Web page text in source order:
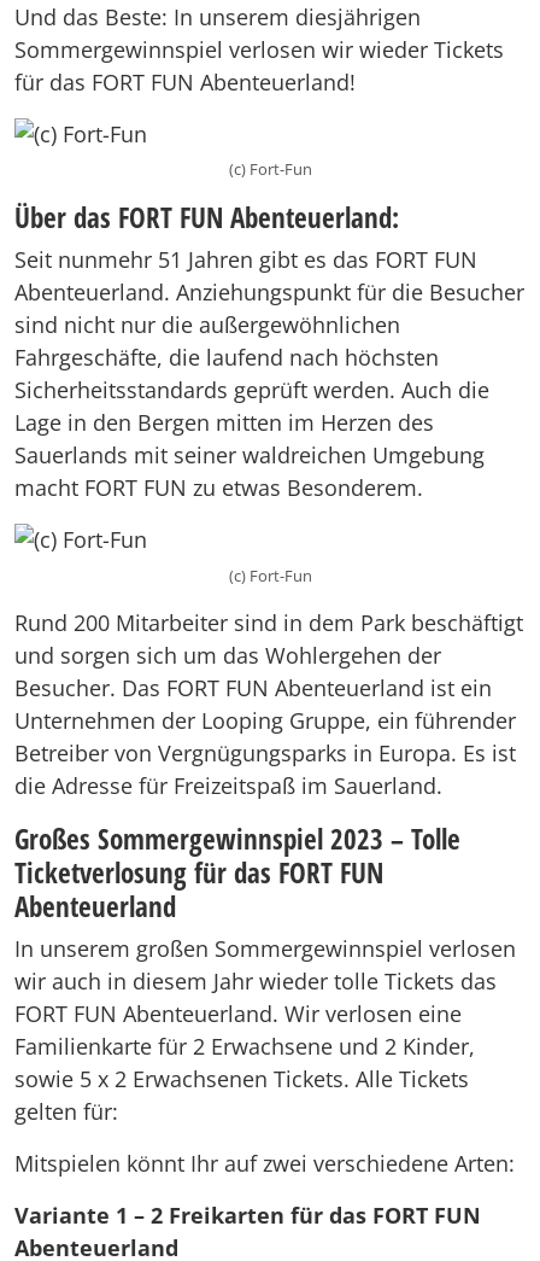
Und das Beste: In unserem diesjährigen
Sommergewinnspiel verlosen wir wieder Tickets
für das FORT FUN Abenteuerland!
(c) Fort-Fun
Über das FORT FUN Abenteuerland:
Seit nunmehr 51 Jahren gibt es das FORT FUN
Abenteuerland. Anziehungspunkt für die Besucher
sind nicht nur die außergewöhnlichen
Fahrgeschäfte, die laufend nach höchsten
Sicherheitsstandards geprüft werden. Auch die
Lage in den Bergen mitten im Herzen des
Sauerlands mit seiner waldreichen Umgebung
macht FORT FUN zu etwas Besonderem.
(c) Fort-Fun
Rund 200 Mitarbeiter sind in dem Park beschäftigt
und sorgen sich um das Wohlergehen der
Besucher. Das FORT FUN Abenteuerland ist ein
Unternehmen der Looping Gruppe, ein führender
Betreiber von Vergnügungsparks in Europa. Es ist
die Adresse für Freizeitspaß im Sauerland.
Großes Sommergewinnspiel 2023 – Tolle
Ticketverlosung für das FORT FUN
Abenteuerland
In unserem großen Sommergewinnspiel verlosen
wir auch in diesem Jahr wieder tolle Tickets das
FORT FUN Abenteuerland. Wir verlosen eine
Familienkarte für 2 Erwachsene und 2 Kinder,
sowie 5 x 2 Erwachsenen Tickets. Alle Tickets
gelten für:
Mitspielen könnt Ihr auf zwei verschiedene Arten:
Variante 1 – 2 Freikarten für das FORT FUN
Abenteuerland